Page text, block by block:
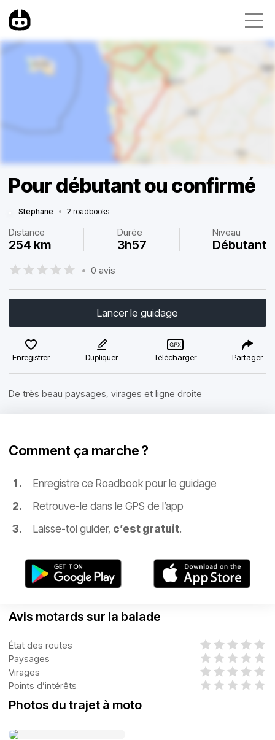
Pour débutant ou confirmé
Stephane • 2 roadbooks
Distance
254 km
Durée
3h57
Niveau
Débutant
• 0 avis
Lancer le guidage
Enregistrer Dupliquer Télécharger Partager
De très beau paysages, virages et ligne droite
Comment ça marche ?
Enregistre ce Roadbook pour le guidage
Retrouve-le dans le GPS de l’app
Laisse-toi guider, c’est gratuit.
Avis motards sur la balade
État des routes
Paysages
Virages
Points d’intérêts
Photos du trajet à moto